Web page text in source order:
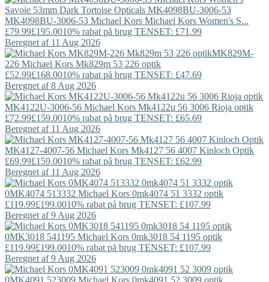
MK4098BU-3006-53 Michael Kors Michael Kors Women's S...
£79.99£195.0010% rabat på brug TENSET: £71.99
Beregnet af 11 Aug 2026
MK829M-
226 Michael Kors Mk829m 53 226 optik
£52.99£168.0010% rabat på brug TENSET: £47.69
Beregnet af 8 Aug 2026
MK4122U-3006-56 Michael Kors Mk4122u 56 3006 Rioja optik
£72.99£159.0010% rabat på brug TENSET: £65.69
Beregnet af 11 Aug 2026
MK4127-4007-56 Michael Kors Mk4127 56 4007 Kinloch Optik
£69.99£159.0010% rabat på brug TENSET: £62.99
Beregnet af 11 Aug 2026
0MK4074 513332 Michael Kors 0mk4074 51 3332 optik
£119.99£199.0010% rabat på brug TENSET: £107.99
Beregnet af 9 Aug 2026
0MK3018 541195 Michael Kors 0mk3018 54 1195 optik
£119.99£199.0010% rabat på brug TENSET: £107.99
Beregnet af 9 Aug 2026
0MK4091 523009 Michael Kors 0mk4091 52 3009 optik